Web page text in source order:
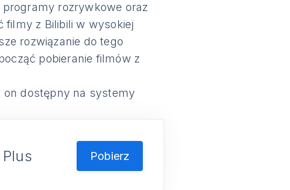
rozrywkowe oraz
filmy z Bilibili w wysokiej
rozwiązanie do tego
pobieranie filmów z
on dostępny na systemy
Pobierz